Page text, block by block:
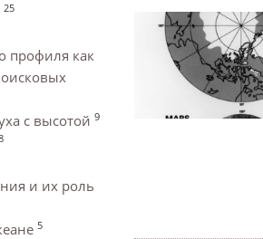
25
профиля как
с высотой 9
и их роль
5